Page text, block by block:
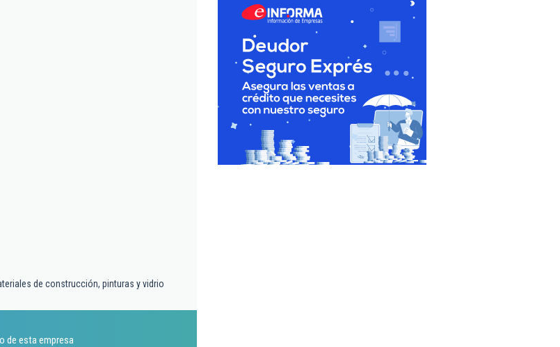
de construcción, pinturas y vidrio
de esta empresa